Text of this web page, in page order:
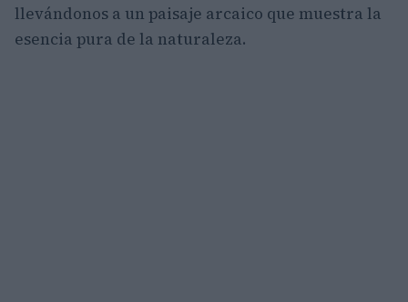
llevándonos a un paisaje arcaico que muestra la
esencia pura de la naturaleza.